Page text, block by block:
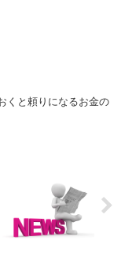
くと頼りになるお金の